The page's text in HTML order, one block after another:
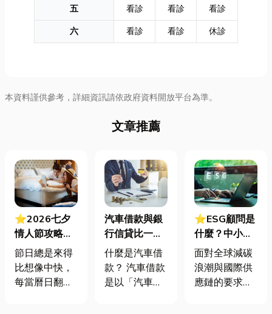
五
看診 看診
看診
六
看診 看診 休診
本資料謹供參考，詳細資訊請依政府資料開放平台為準。
文章推薦
⭐2026七夕
情人節攻略！
七夕送什麼不
踩雷？限定甜
點哪裡買？台
節日總是來得
比想像中快，
每當曆日翻到
汽車借款與銀
行信貸比一
比，哪一個比
較適合你？
什麼是汽車借
款？ 汽車借款
是以「汽車」
⭐ESG顧問是
什麼？中小企
業挑選四大永
續顧問服務的
實用指南
面對全球減碳
浪潮與國際供
應鏈的要求，